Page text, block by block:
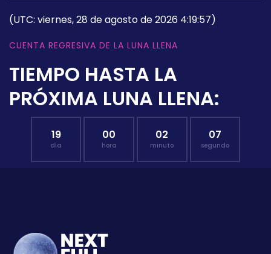
(UTC: viernes, 28 de agosto de 2026 4:19:57)
CUENTA REGRESIVA DE LA LUNA LLENA
TIEMPO HASTA LA
PRÓXIMA LUNA LLENA:
19
día
00
hora
02
minuto
05
segundo